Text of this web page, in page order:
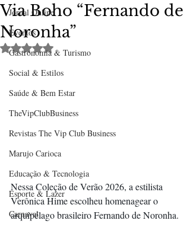
Jornal Online
Eventos
Gastronomia & Turismo
Social & Estilos
Saúde & Bem Estar
TheVipClubBusiness
Revistas The Vip Club Business
Marujo Carioca
Educação & Tecnologia
Esporte & Lazer
Carnaval
Via Boho “Fernando de
Noronha”
Avaliado com NaN de 5 estrelas.
Nessa Coleção de Verão 2026, a estilista
Verônica Hime escolheu homenagear o
arquipélago brasileiro Fernando de Noronha.